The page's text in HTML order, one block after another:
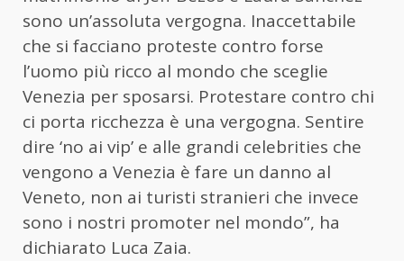
sono un’assoluta vergogna. Inaccettabile
che si facciano proteste contro forse
l’uomo più ricco al mondo che sceglie
Venezia per sposarsi. Protestare contro chi
ci porta ricchezza è una vergogna. Sentire
dire ‘no ai vip’ e alle grandi celebrities che
vengono a Venezia è fare un danno al
Veneto, non ai turisti stranieri che invece
sono i nostri promoter nel mondo”, ha
dichiarato Luca Zaia.